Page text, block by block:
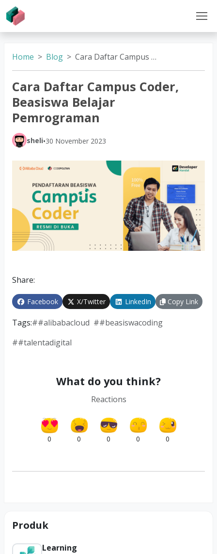
Home Blog Cara Daftar Campus Coder, Beasiswa Belajar Pemrograman
Cara Daftar Campus Coder,
Beasiswa Belajar
Pemrograman
sheli•30 November 2023
Share:
Facebook X/Twitter LinkedIn Copy Link
Tags:##alibabacloud ##beasiswacoding
##talentadigital
What do you think?
Reactions
0 0 0 0 0
Produk
Learning